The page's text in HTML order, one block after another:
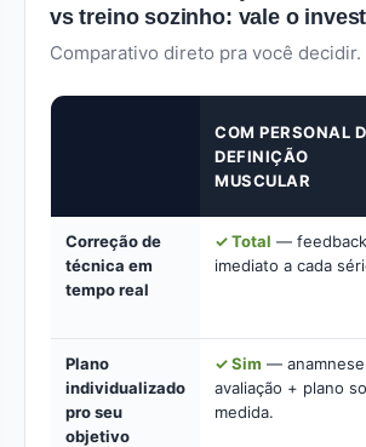
vs treino sozinho: vale o
Comparativo direto pra você decidir.
COM PERSONAL
DEFINIÇÃO
MUSCULAR
Correção de
técnica em
tempo real
✓ Total — feedback
imediato a cada
Plano
individualizado
pro seu
objetivo
✓ Sim —
avaliação + plano
medida.